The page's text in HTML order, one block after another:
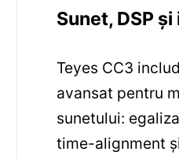
Sunet, DSP
Teyes CC3
avansat pentru
sunetului:
time-alignment